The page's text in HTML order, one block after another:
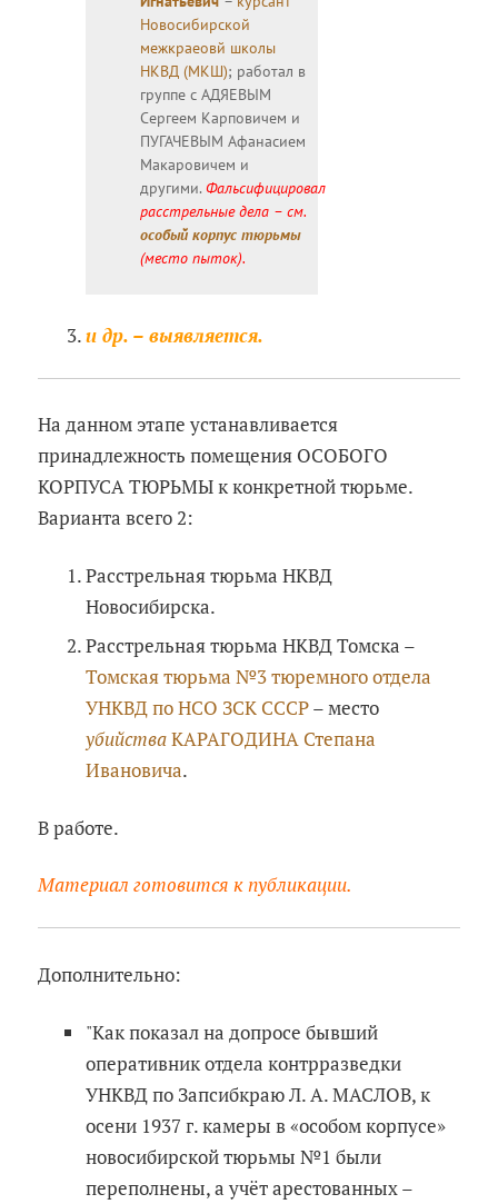
Новосибирской
межкраеовй школы
НКВД (МКШ); работал в
группе с АДЯЕВЫМ
Сергеем Карповичем и
ПУГАЧЕВЫМ Афанасием
Макаровичем и
другими. Фальсифицировал
расстрельные дела – см.
особый корпус тюрьмы
(место пыток).
и др. – выявляется.
На данном этапе устанавливается
принадлежность помещения ОСОБОГО
КОРПУСА ТЮРЬМЫ к конкретной тюрьме.
Варианта всего 2:
Расстрельная тюрьма НКВД
Новосибирска.
Расстрельная тюрьма НКВД Томска –
Томская тюрьма №3 тюремного отдела
УНКВД по НСО ЗСК СССР– место
убийстваКАРАГОДИНА Степана
Ивановича.
В работе.
Материал готовится к публикации.
Дополнительно:
"Как показал на допросе бывший
оперативник отдела контрразведки
УНКВД по Запсибкраю Л. А. МАСЛОВ, к
осени 1937 г. камеры в «особом кор­пусе»
новосибирской тюрьмы №1 были
переполнены, а учёт арес­тованных –